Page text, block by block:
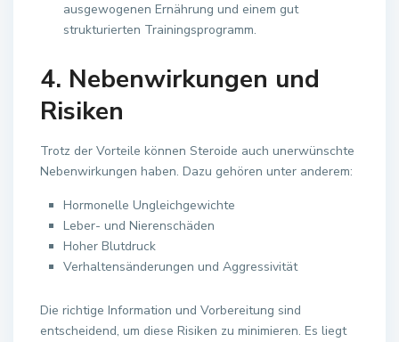
ausgewogenen Ernährung und einem gut
strukturierten Trainingsprogramm.
4. Nebenwirkungen und
Risiken
Trotz der Vorteile können Steroide auch unerwünschte
Nebenwirkungen haben. Dazu gehören unter anderem:
Hormonelle Ungleichgewichte
Leber- und Nierenschäden
Hoher Blutdruck
Verhaltensänderungen und Aggressivität
Die richtige Information und Vorbereitung sind
entscheidend, um diese Risiken zu minimieren. Es liegt